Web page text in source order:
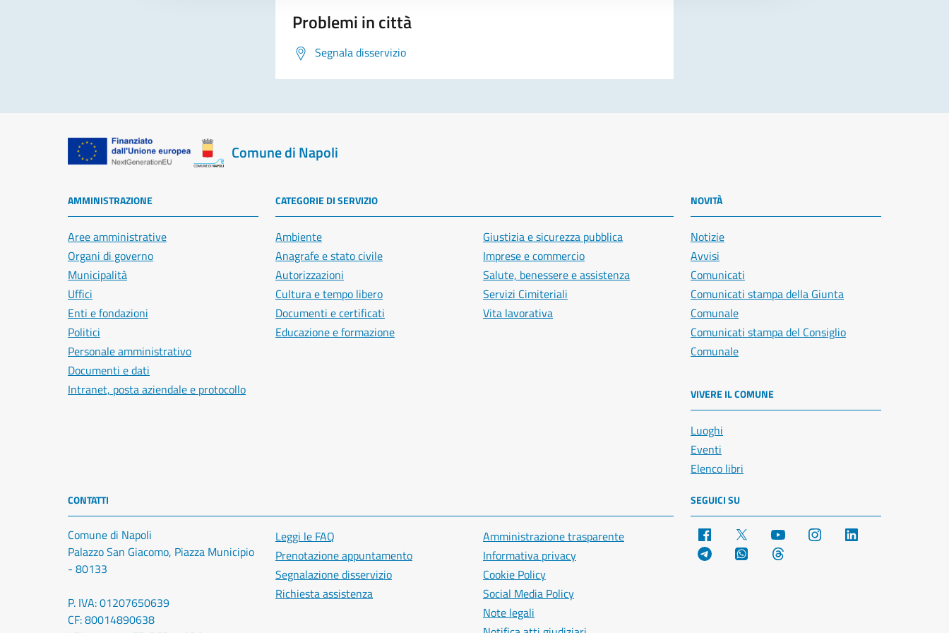
Problemi in città
Segnala disservizio
Comune di Napoli
AMMINISTRAZIONE
Aree amministrative
Organi di governo
Municipalità
Uffici
Enti e fondazioni
Politici
Personale amministrativo
Documenti e dati
Intranet, posta aziendale e protocollo
CATEGORIE DI SERVIZIO
Ambiente
Anagrafe e stato civile
Autorizzazioni
Cultura e tempo libero
Documenti e certificati
Educazione e formazione
Giustizia e sicurezza pubblica
Imprese e commercio
Salute, benessere e assistenza
Servizi Cimiteriali
Vita lavorativa
NOVITÀ
Notizie
Avvisi
Comunicati
Comunicati stampa della Giunta
Comunale
Comunicati stampa del Consiglio
Comunale
VIVERE IL COMUNE
Luoghi
Eventi
Elenco libri
CONTATTI
Comune di Napoli
Palazzo San Giacomo, Piazza Municipio
- 80133
P. IVA: 01207650639
CF: 80014890638
Leggi le FAQ
Prenotazione appuntamento
Segnalazione disservizio
Richiesta assistenza
Amministrazione trasparente
Informativa privacy
Cookie Policy
Social Media Policy
Note legali
SEGUICI SU
Facebook YouTube Instagram
Telegram WhatsApp